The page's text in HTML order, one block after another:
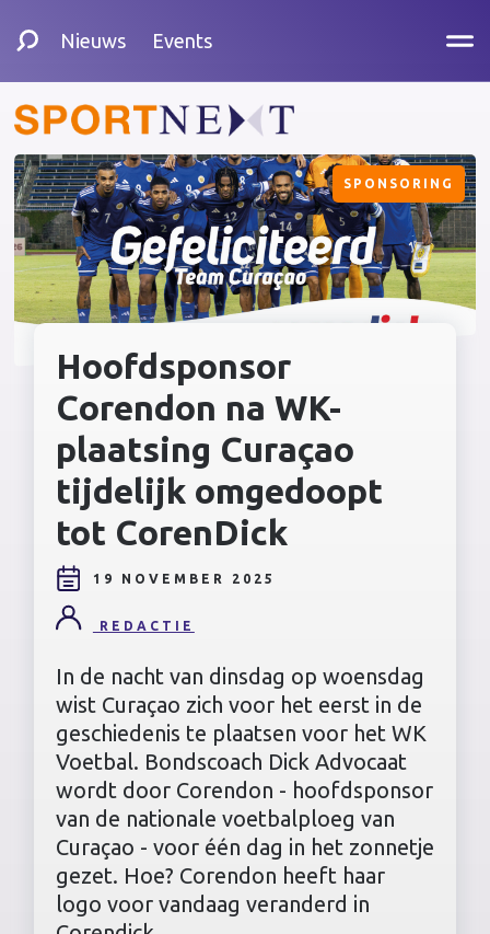
Nieuws Events
SPONSORING
Hoofdsponsor
Corendon na WK-
plaatsing Curaçao
tijdelijk omgedoopt
tot CorenDick
19 NOVEMBER 2025
REDACTIE
In de nacht van dinsdag op woensdag
wist Curaçao zich voor het eerst in de
geschiedenis te plaatsen voor het WK
Voetbal. Bondscoach Dick Advocaat
wordt door Corendon - hoofdsponsor
van de nationale voetbalploeg van
Curaçao - voor één dag in het zonnetje
gezet. Hoe? Corendon heeft haar
logo voor vandaag veranderd in